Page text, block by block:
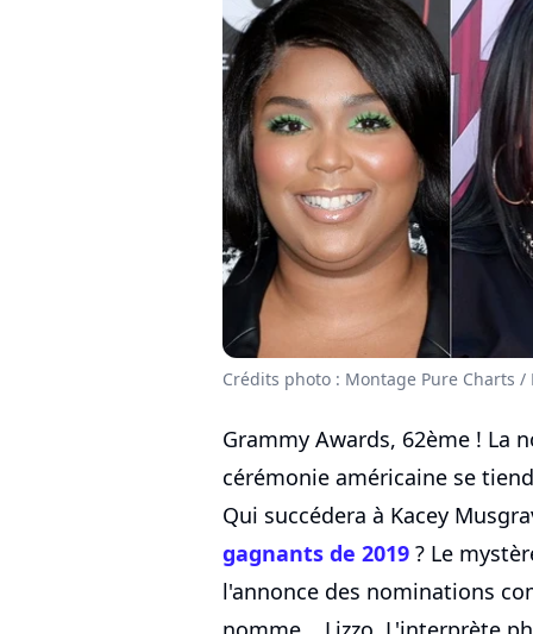
Crédits photo : Montage Pure Charts /
Grammy Awards, 62ème ! La
cérémonie américaine se
Qui succédera à Kacey
gagnants de 2019 ? Le
l'annonce des nominations